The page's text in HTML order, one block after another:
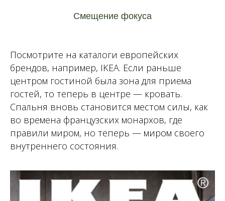
Смещение фокуса
Посмотрите на каталоги европейских
брендов, например, IKEA. Если раньше
центром гостиной была зона для приема
гостей, то теперь в центре — кровать.
Спальня вновь становится местом силы, как
во времена французских монархов, где
правили миром, но теперь — миром своего
внутреннего состояния.